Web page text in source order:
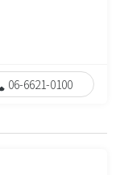
06-6621-0100